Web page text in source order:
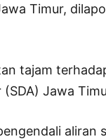
Timur,
tajam
(SDA) Jawa
aliran